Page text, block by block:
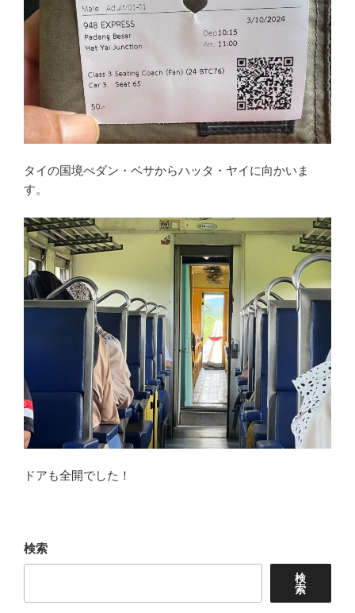
タイの国境ぺダン・ベサからハッタ・ヤイに向かいま
す。
ドアも全開でした！
検索
検
索